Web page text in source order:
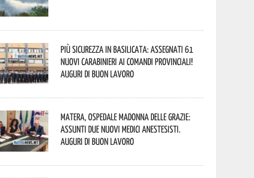
Più sicurezza in Basilicata: assegnati 61
nuovi Carabinieri ai Comandi provinciali!
Auguri di buon lavoro
Matera, Ospedale Madonna delle Grazie:
assunti due nuovi medici anestesisti.
Auguri di buon lavoro